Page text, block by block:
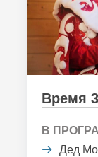
Время
В
Дед